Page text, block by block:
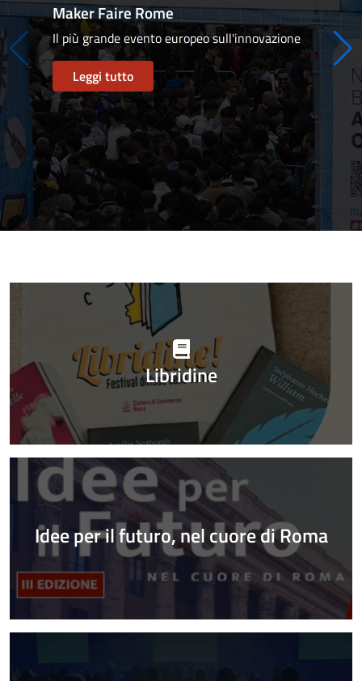
Maker Faire Rome
Il più grande evento europeo sull'innovazione
Leggi tutto
Progetti
evidenza Libridine
Idee per il futuro, nel cuore di Roma